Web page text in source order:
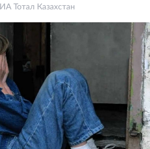
ИА Тотал Казахстан